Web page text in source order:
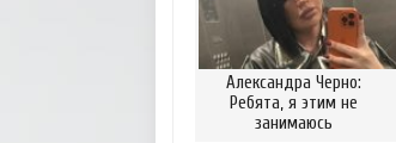
Александра Черно:
Ребята, я этим не
занимаюсь